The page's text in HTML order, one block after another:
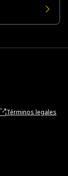
Términos legales